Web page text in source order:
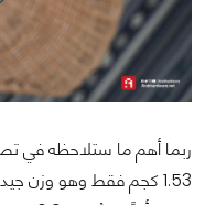
ربما أهم ما ستلاحظه في